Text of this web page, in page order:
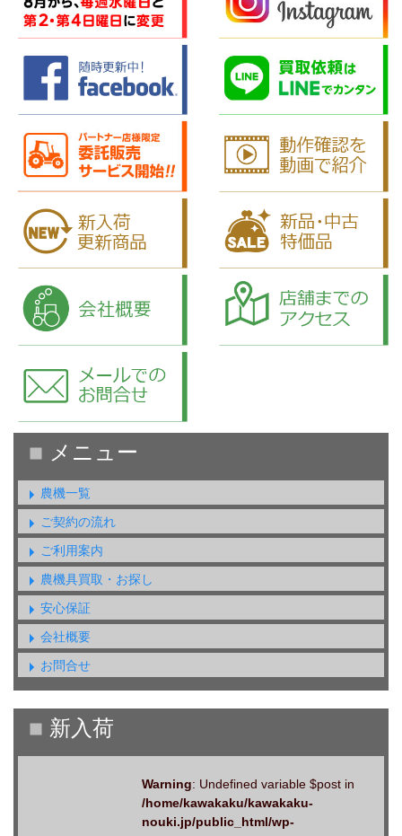
農機一覧
ご契約の流れ
ご利用案内
農機具買取・お探し
安心保証
会社概要
お問合せ
Warning: Undefined variable $post in
/home/kawakaku/kawakaku-
nouki.jp/public_html/wp-